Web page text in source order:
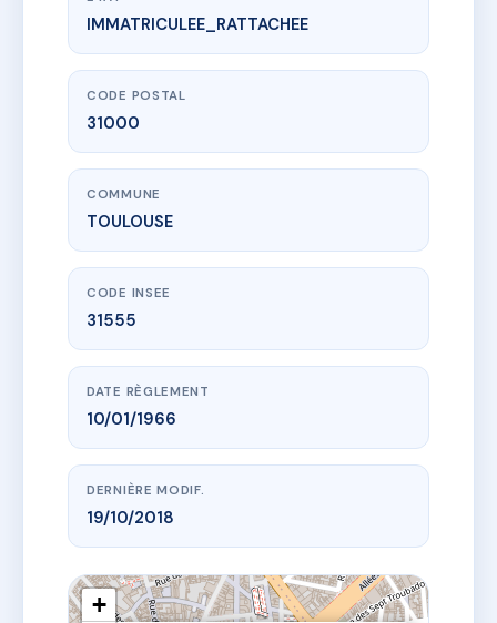
www.vme.plus/AC6409205
SDC 21 RUE DE LA POMME
21 r de la pomme
IMMATRICULEE_RATTACHEE
CODE POSTAL
31000
COMMUNE
TOULOUSE
CODE INSEE
31555
DATE RÈGLEMENT
10/01/1966
DERNIÈRE MODIF.
19/10/2018
+